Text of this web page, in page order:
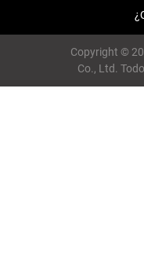
Copyright ©
Co., Ltd.